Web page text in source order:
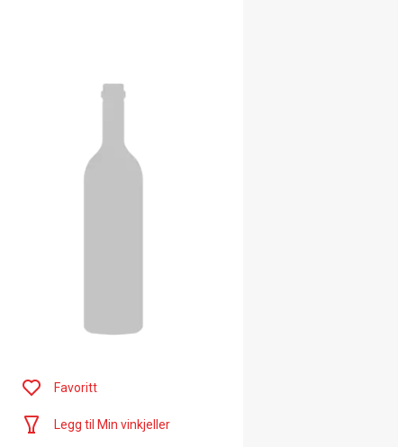
Favoritt
Legg til Min vinkjeller